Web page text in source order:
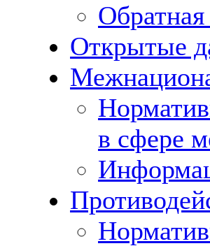
Обратная
Открытые
в сфере